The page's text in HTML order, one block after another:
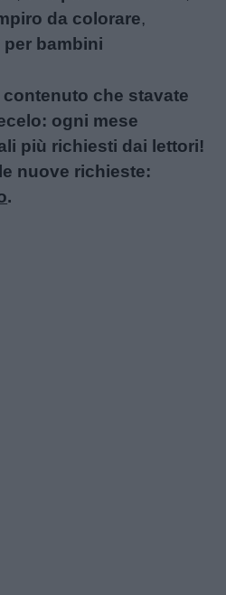
da colorare,
bambini
che stavate
ogni mese
più richiesti dai lettori!
nuove richieste:
.